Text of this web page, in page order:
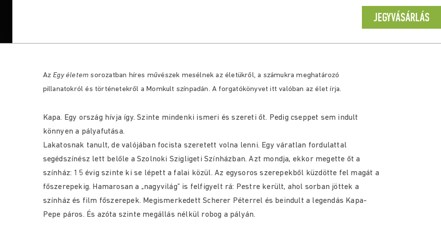
JEGYVÁSÁRLÁS
AzEgy életem sorozatban híres művészek mesélnek az életükről, a számukra meghatározó
pillanatokról és történetekről a Momkult színpadán. A forgatókönyvet itt valóban az élet írja.
Kapa. Egy ország hívja így. Szinte mindenki ismeri és szereti őt. Pedig cseppet sem indult
könnyen a pályafutása.
Lakatosnak tanult, de valójában focista szeretett volna lenni. Egy váratlan fordulattal
segédszínész lett belőle a Szolnoki Szigligeti Színházban. Azt mondja, ekkor megette őt a
színház: 15 évig szinte ki se lépett a falai közül. Az egysoros szerepekből küzdötte fel magát a
főszerepekig. Hamarosan a „nagyvilág” is felfigyelt rá: Pestre került, ahol sorban jöttek a
színház és film főszerepek. Megismerkedett Scherer Péterrel és beindult a legendás Kapa-
Pepe páros. És azóta szinte megállás nélkül robog a pályán.